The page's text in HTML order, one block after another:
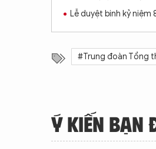
Lễ duyệt binh kỷ
#Trung đoàn Tổng
Ý KIẾN BẠN